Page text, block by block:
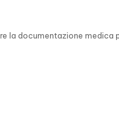
la documentazione medica